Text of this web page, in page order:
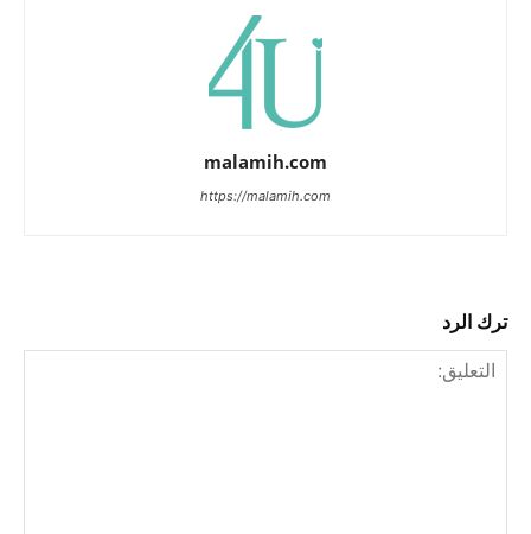
malamih.com
https://malamih.com
ترك الرد